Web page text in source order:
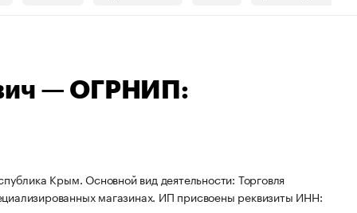
— ОГРНИП:
Крым. Основной вид деятельности: Торговля
магазинах. ИП присвоены реквизиты ИНН: